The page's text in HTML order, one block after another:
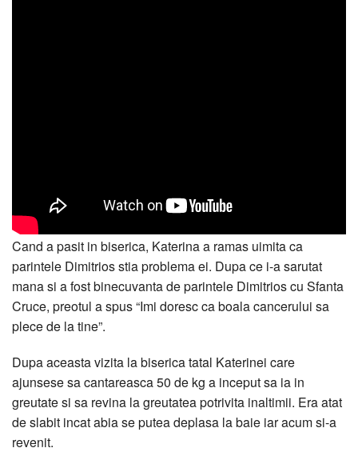
Cand a pasit in biserica, Katerina a ramas uimita ca
parintele Dimitrios stia problema ei. Dupa ce i-a sarutat
mana si a fost binecuvanta de parintele Dimitrios cu Sfanta
Cruce, preotul a spus “Imi doresc ca boala cancerului sa
plece de la tine”.
Dupa aceasta vizita la biserica tatal Katerinei care
ajunsese sa cantareasca 50 de kg a inceput sa ia in
greutate si sa revina la greutatea potrivita inaltimii. Era atat
de slabit incat abia se putea deplasa la baie iar acum si-a
revenit.